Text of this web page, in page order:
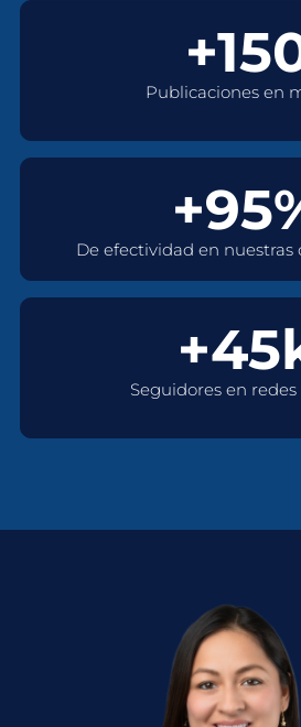
Publicaciones en
De efectividad en nuestras
Seguidores en redes